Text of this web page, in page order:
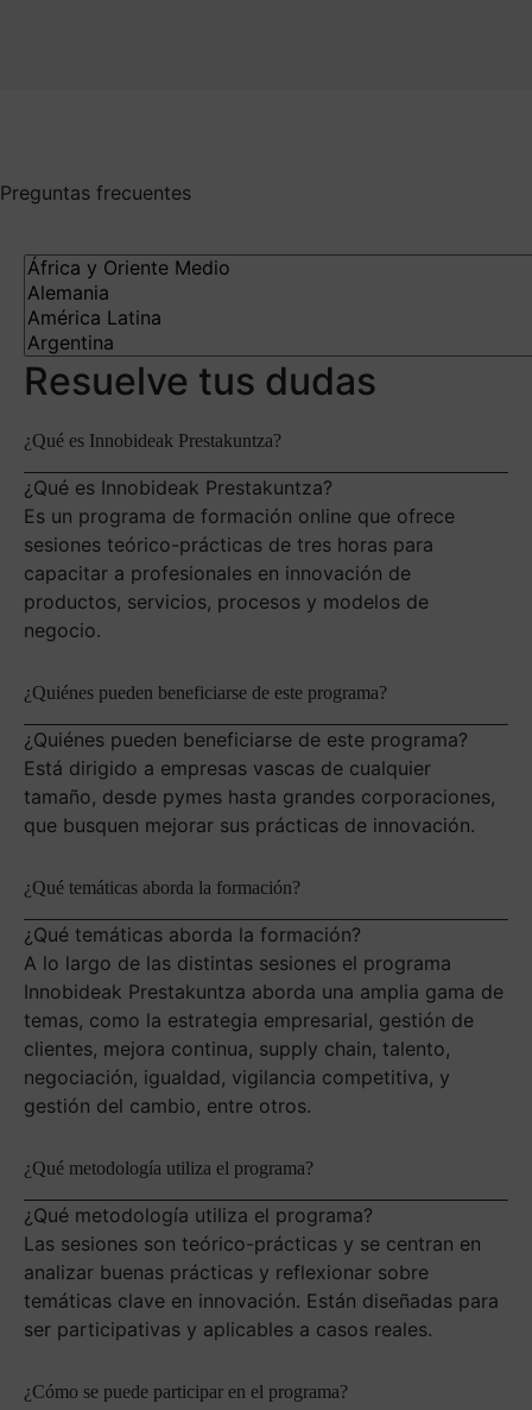
Preguntas frecuentes
Resuelve tus dudas
¿Qué es Innobideak Prestakuntza?
¿Qué es Innobideak Prestakuntza?
Es un programa de formación online que ofrece
sesiones teórico-prácticas de tres horas para
capacitar a profesionales en innovación de
productos, servicios, procesos y modelos de
negocio.
¿Quiénes pueden beneficiarse de este programa?
¿Quiénes pueden beneficiarse de este programa?
Está dirigido a empresas vascas de cualquier
tamaño, desde pymes hasta grandes corporaciones,
que busquen mejorar sus prácticas de innovación.
¿Qué temáticas aborda la formación?
¿Qué temáticas aborda la formación?
A lo largo de las distintas sesiones el programa
Innobideak Prestakuntza aborda una amplia gama de
temas, como la estrategia empresarial, gestión de
clientes, mejora continua, supply chain, talento,
negociación, igualdad, vigilancia competitiva, y
gestión del cambio, entre otros.
¿Qué metodología utiliza el programa?
¿Qué metodología utiliza el programa?
Las sesiones son teórico-prácticas y se centran en
analizar buenas prácticas y reflexionar sobre
temáticas clave en innovación. Están diseñadas para
ser participativas y aplicables a casos reales.
¿Cómo se puede participar en el programa?